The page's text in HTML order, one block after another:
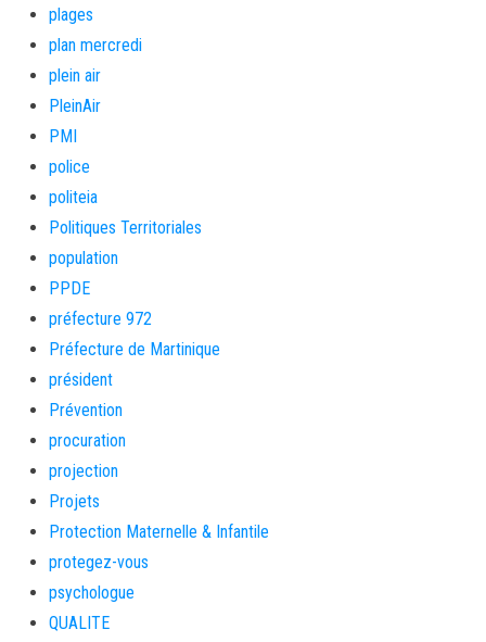
plages
plan mercredi
plein air
PleinAir
PMI
police
politeia
Politiques Territoriales
population
PPDE
préfecture 972
Préfecture de Martinique
président
Prévention
procuration
projection
Projets
Protection Maternelle & Infantile
protegez-vous
psychologue
QUALITE